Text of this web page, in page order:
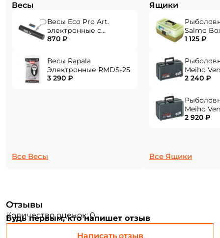
Весы
Весы Eco Pro Art.
электронные с
фонарем EPHN-40
870 ₽
Весы Rapala
Электронные RMDS-25
3 290 ₽
Все Весы
Ящики
Salmo
1 125 ₽
Meiho
2 240 ₽
Meiho
2 920 ₽
Все Ящики
Отзывы
Количество оценок: 0
Будь первым, кто напишет отзыв
Написать отзыв